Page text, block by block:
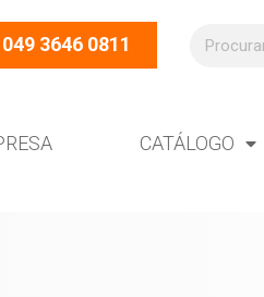
049 3646 0811
CATÁLOGO